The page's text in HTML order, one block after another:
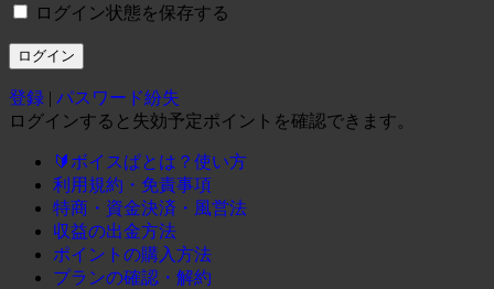
ログイン状態を保存する
登録 | パスワード紛失
ログインすると失効予定ポイントを確認できます。
🔰ボイスぱとは？使い方
利用規約・免責事項
特商・資金決済・風営法
収益の出金方法
ポイントの購入方法
プランの確認・解約